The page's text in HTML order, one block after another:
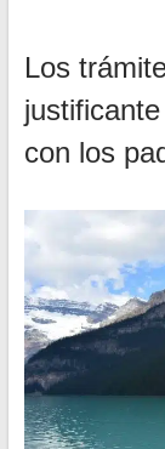
Los
con los